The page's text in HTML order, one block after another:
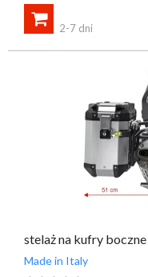

2-7 dni
stelaż na kufry boczne
Made in Italy